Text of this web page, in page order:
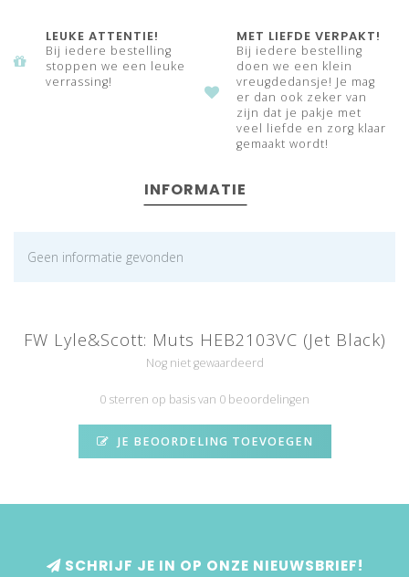
LEUKE ATTENTIE!
Bij iedere bestelling
stoppen we een leuke
verrassing!
MET LIEFDE VERPAKT!
Bij iedere bestelling
doen we een klein
vreugdedansje! Je mag
er dan ook zeker van
zijn dat je pakje met
veel liefde en zorg klaar
gemaakt wordt!
INFORMATIE
Geen informatie gevonden
FW Lyle&Scott: Muts HEB2103VC (Jet Black)
Nog niet gewaardeerd
0 sterren op basis van 0 beoordelingen
JE BEOORDELING TOEVOEGEN
SCHRIJF JE IN OP ONZE NIEUWSBRIEF!